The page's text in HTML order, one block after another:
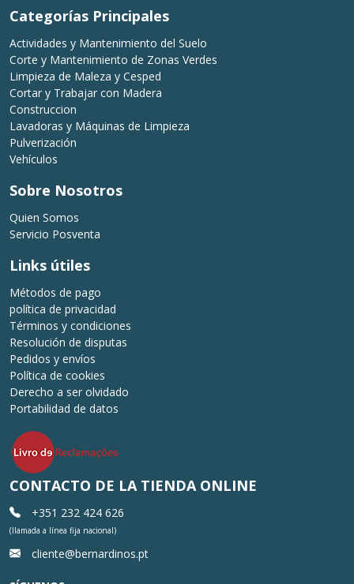
Categorías Principales
Actividades y Mantenimiento del Suelo
Corte y Mantenimiento de Zonas Verdes
Limpieza de Maleza y Cesped
Cortar y Trabajar con Madera
Construccion
Lavadoras y Máquinas de Limpieza
Pulverización
Vehículos
Sobre Nosotros
Quien Somos
Servicio Posventa
Links útiles
Métodos de pago
política de privacidad
Términos y condiciones
Resolución de disputas
Pedidos y envíos
Política de cookies
Derecho a ser olvidado
Portabilidad de datos
CONTACTO DE LA TIENDA ONLINE
+351 232 424 626
(llamada a línea fija nacional)
cliente@bernardinos.pt